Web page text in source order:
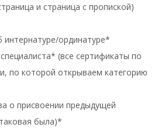
и страница с пропиской)
интернатуре/ординатуре*
(все сертификаты по
по которой открываем категорию
о присвоении предыдущей
была)*